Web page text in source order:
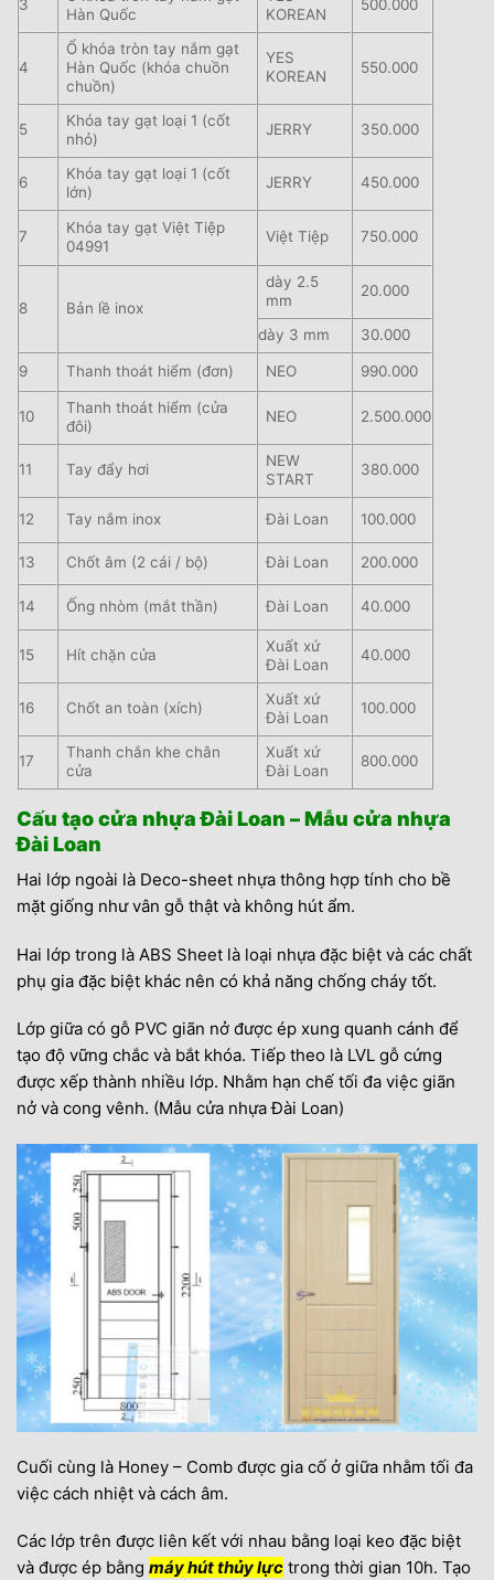
3
Hàn Quốc
KOREAN
500.000
4
Ổ khóa tròn tay nắm gạt
Hàn Quốc (khóa chuồn
chuồn)
YES
KOREAN
550.000
5
Khóa tay gạt loại 1 (cốt
nhỏ)
JERRY 350.000
6
Khóa tay gạt loại 1 (cốt
lớn)
JERRY 450.000
7
Khóa tay gạt Việt Tiệp
04991
Việt Tiệp 750.000
8 Bản lề inox
dày 2.5
mm
20.000
dày 3 mm 30.000
9 Thanh thoát hiểm (đơn) NEO 990.000
10
Thanh thoát hiểm (cửa
đôi)
NEO 2.500.000
11 Tay đẩy hơi
NEW
START
380.000
12 Tay nắm inox Đài Loan 100.000
13 Chốt âm (2 cái / bộ) Đài Loan 200.000
14 Ống nhòm (mắt thần) Đài Loan 40.000
15 Hít chặn cửa
Xuất xứ
Đài Loan
40.000
16 Chốt an toàn (xích)
Xuất xứ
Đài Loan
100.000
17
Thanh chắn khe chân
cửa
Xuất xứ
Đài Loan
800.000
Cấu tạo cửa nhựa Đài Loan – Mẫu cửa nhựa
Đài Loan
Hai lớp ngoài là Deco-sheet nhựa thông hợp tính cho bề
mặt giống như vân gỗ thật và không hút ẩm.
Hai lớp trong là ABS Sheet là loại nhựa đặc biệt và các chất
phụ gia đặc biệt khác nên có khả năng chống cháy tốt.
Lớp giữa có gỗ PVC giãn nở được ép xung quanh cánh để
tạo độ vững chắc và bắt khóa. Tiếp theo là LVL gỗ cứng
được xếp thành nhiều lớp. Nhằm hạn chế tối đa việc giãn
nở và cong vênh. (Mẫu cửa nhựa Đài Loan)
Cuối cùng là Honey – Comb được gia cố ở giữa nhằm tối đa
việc cách nhiệt và cách âm.
Các lớp trên được liên kết với nhau bằng loại keo đặc biệt
và được ép bằng máy hút thủy lực trong thời gian 10h. Tạo